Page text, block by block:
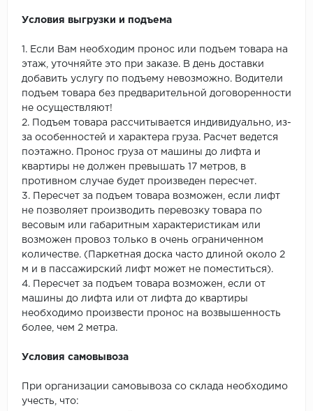
Условия выгрузки и подъема
1. Если Вам необходим пронос или подъем товара на
этаж, уточняйте это при заказе. В день доставки
добавить услугу по подъему невозможно. Водители
подъем товара без предварительной договоренности
не осуществляют!
2. Подъем товара рассчитывается индивидуально, из-
за особенностей и характера груза. Расчет ведется
поэтажно. Пронос груза от машины до лифта и
квартиры не должен превышать 17 метров, в
противном случае будет произведен пересчет.
3. Пересчет за подъем товара возможен, если лифт
не позволяет производить перевозку товара по
весовым или габаритным характеристикам или
возможен провоз только в очень ограниченном
количестве. (Паркетная доска часто длиной около 2
м и в пассажирский лифт может не поместиться).
4. Пересчет за подъем товара возможен, если от
машины до лифта или от лифта до квартиры
необходимо произвести пронос на возвышенность
более, чем 2 метра.
Условия самовывоза
При организации самовывоза со склада необходимо
учесть, что: